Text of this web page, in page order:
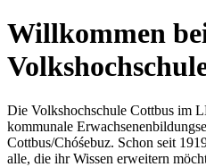
Willkommen
Die Volkshochschule Cottbus im
kommunale
Cottbus/Chóśebuz. Schon seit
alle, die ihr Wissen erweitern